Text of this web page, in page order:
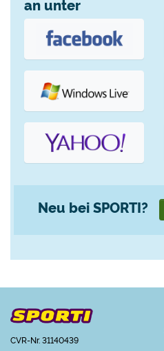
an unter
Neu bei SPORTI?
CVR-Nr. 31140439